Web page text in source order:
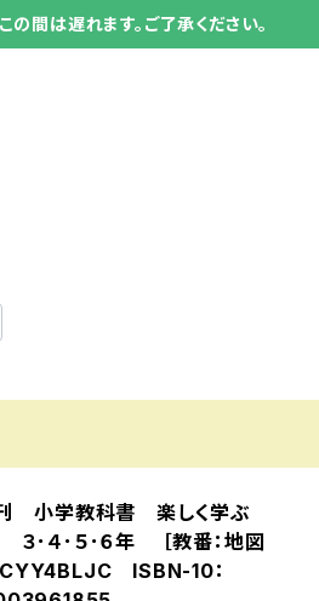
間は遅れます。ご了承ください。
小学教科書 楽しく学ぶ
･５･６年 ［教番：地図
ISBN-10：